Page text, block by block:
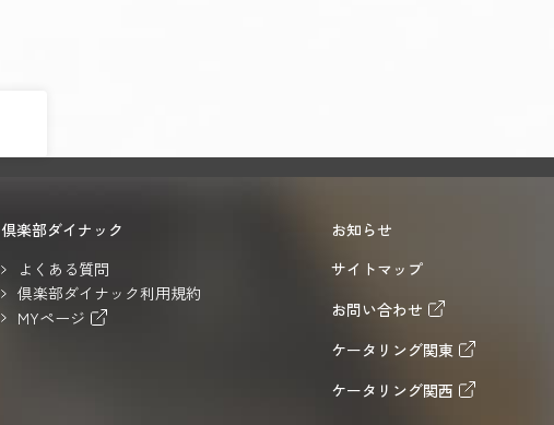
倶楽部ダイナック
よくある質問
倶楽部ダイナック利用規約
MYページ
お知らせ
サイトマップ
お問い合わせ
ケータリング関東
ケータリング関西